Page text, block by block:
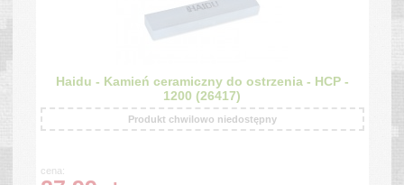
Haidu - Kamień ceramiczny do ostrzenia - HCP -
1200 (26417)
Produkt chwilowo niedostępny
cena: